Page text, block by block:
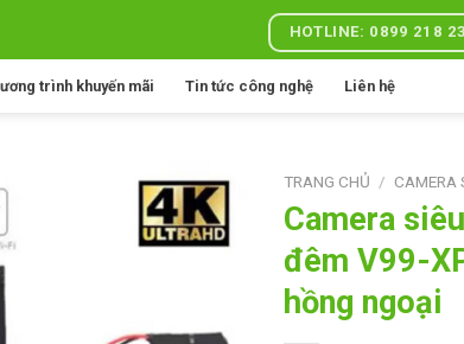
HOTLINE: 0899 218
trình khuyến mãi Tin tức công nghệ Liên hệ
TRANG CHỦ / CAMERA
Camera
đêm V99-
hồng ngoại